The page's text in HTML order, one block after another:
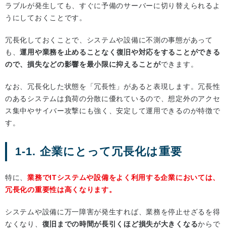
ラブルが発生しても、すぐに予備のサーバーに切り替えられるよ
うにしておくことです。
冗長化しておくことで、システムや設備に不測の事態があって
も、運用や業務を止めることなく復旧や対応をすることができる
ので、損失などの影響を最小限に抑えることができます。
なお、冗長化した状態を「冗長性」があると表現します。冗長性
のあるシステムは負荷の分散に優れているので、想定外のアクセ
ス集中やサイバー攻撃にも強く、安定して運用できるのが特徴で
す。
1-1. 企業にとって冗長化は重要
特に、業務でITシステムや設備をよく利用する企業においては、
冗長化の重要性は高くなります。
システムや設備に万一障害が発生すれば、業務を停止せざるを得
なくなり、 復旧までの時間が長引くほど損失が大きくなるからで